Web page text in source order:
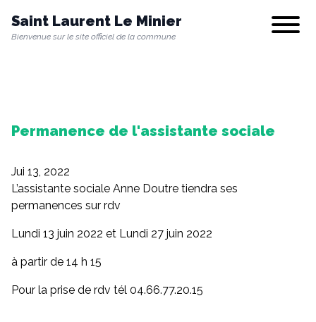
Saint Laurent Le Minier
Bienvenue sur le site officiel de la commune
Show/
Vie municipale
Vie quotidienne
Culture & Loisirs
Environnement
Permanence de l'assistante sociale
Jui 13, 2022
L’assistante sociale Anne Doutre tiendra ses
permanences sur rdv
Lundi 13 juin 2022 et Lundi 27 juin 2022
à partir de 14 h 15
Pour la prise de rdv tél 04.66.77.20.15